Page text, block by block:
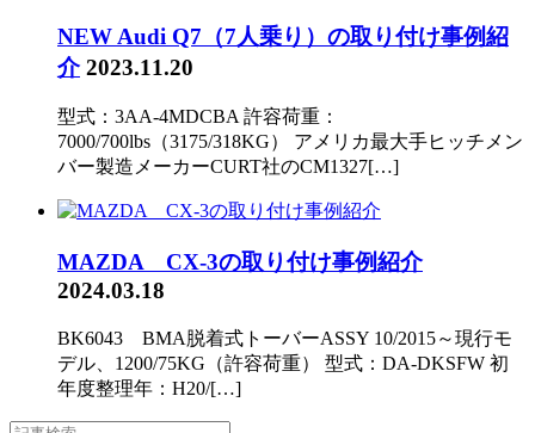
NEW Audi Q7（7人乗り）の取り付け事例紹
介 2023.11.20
型式：3AA-4MDCBA 許容荷重：
7000/700lbs（3175/318KG） アメリカ最大手ヒッチメン
バー製造メーカーCURT社のCM1327[…]
MAZDA CX-3の取り付け事例紹介
2024.03.18
BK6043 BMA脱着式トーバーASSY 10/2015～現行モ
デル、1200/75KG（許容荷重） 型式：DA-DKSFW 初
年度整理年：H20/[…]